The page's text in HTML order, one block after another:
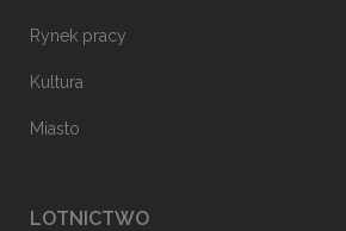
Rynek pracy
Kultura
Miasto
LOTNICTWO